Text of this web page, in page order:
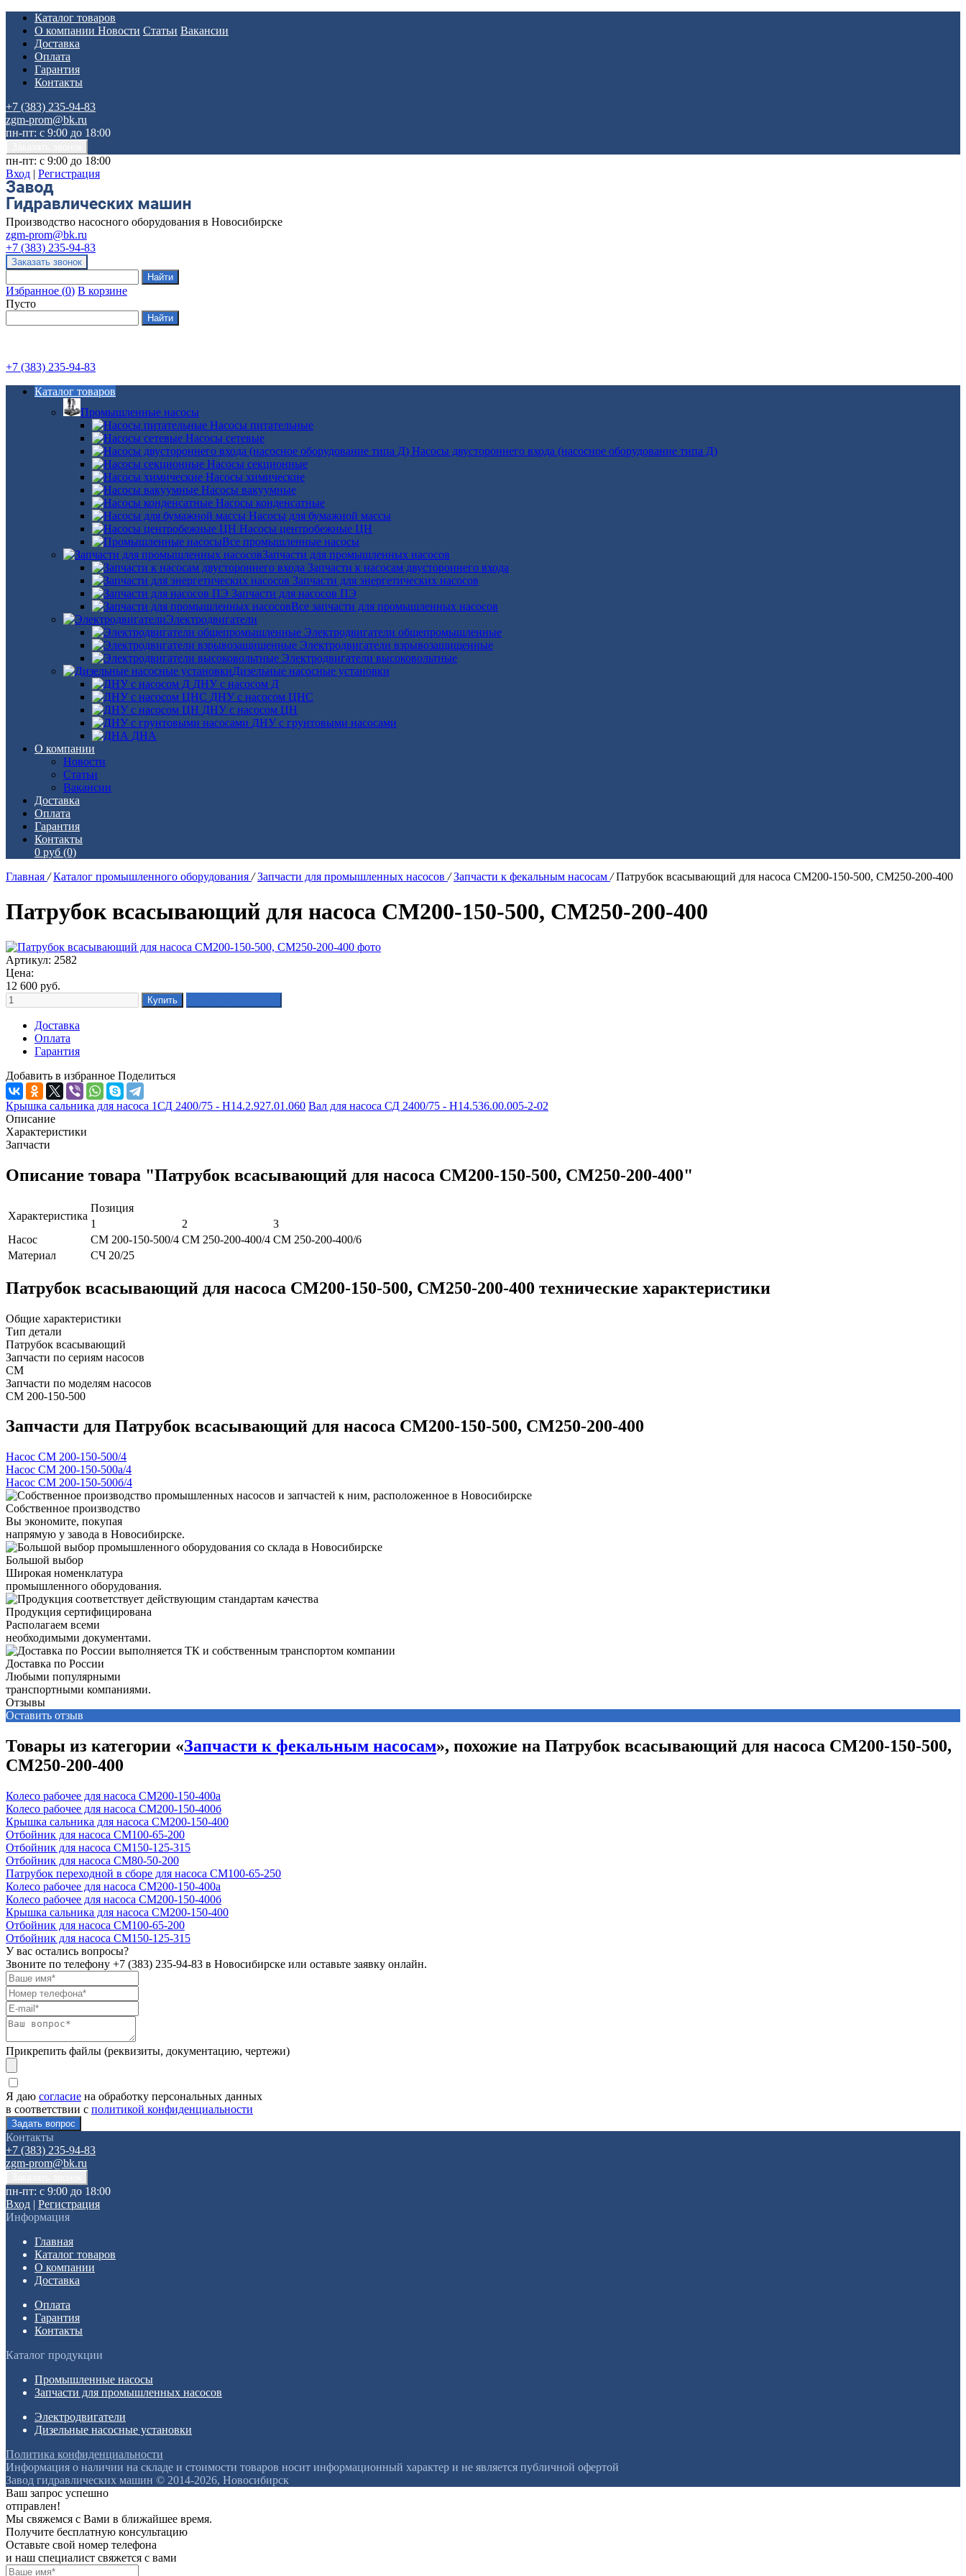
Каталог товаров
О компании Новости Статьи Вакансии
Доставка
Оплата
Гарантия
Контакты
+7 (383) 235-94-83
zgm-prom@bk.ru
пн-пт: с 9:00 до 18:00
пн-пт: с 9:00 до 18:00
Вход | Регистрация
Производство насосного оборудования в Новосибирске
zgm-prom@bk.ru
+7 (383) 235-94-83
Избранное (0) В корзине
Пусто
+7 (383) 235-94-83
Каталог товаров
Промышленные насосы
Насосы питательные
Насосы сетевые
Насосы двустороннего входа (насосное оборудование типа Д)
Насосы секционные
Насосы химические
Насосы вакуумные
Насосы конденсатные
Насосы для бумажной массы
Насосы центробежные ЦН
Все промышленные насосы
Запчасти для промышленных насосов
Запчасти к насосам двустороннего входа
Запчасти для энергетических насосов
Запчасти для насосов ПЭ
Все запчасти для промышленных насосов
Электродвигатели
Электродвигатели общепромышленные
Электродвигатели взрывозащищенные
Электродвигатели высоковольтные
Дизельные насосные установки
ДНУ с насосом Д
ДНУ с насосом ЦНС
ДНУ с насосом ЦН
ДНУ с грунтовыми насосами
ДНА
О компании
Новости
Статьи
Вакансии
Доставка
Оплата
Гарантия
Контакты
0 руб (0)
Главная / Каталог промышленного оборудования / Запчасти для промышленных насосов / Запчасти к фекальным насосам / Патрубок всасывающий для насоса СМ200-150-500, СМ250-200-400
Патрубок всасывающий для насоса СМ200-150-500, СМ250-200-400
Артикул: 2582
Цена:
12 600 руб.
Доставка
Оплата
Гарантия
Добавить в избранное Поделиться
Крышка сальника для насоса 1СД 2400/75 - Н14.2.927.01.060 Вал для насоса СД 2400/75 - Н14.536.00.005-2-02
Описание
Характеристики
Запчасти
Описание товара "Патрубок всасывающий для насоса СМ200-150-500, СМ250-200-400"
Характеристика
Позиция
1
2
3
Насос
СМ 200-150-500/4 СМ 250-200-400/4 СМ 250-200-400/6
Материал
СЧ 20/25
Патрубок всасывающий для насоса СМ200-150-500, СМ250-200-400 технические характеристики
Общие характеристики
Тип детали
Патрубок всасывающий
Запчасти по сериям насосов
СМ
Запчасти по моделям насосов
СМ 200-150-500
Запчасти для Патрубок всасывающий для насоса СМ200-150-500, СМ250-200-400
Насос СМ 200-150-500/4
Насос СМ 200-150-500а/4
Насос СМ 200-150-500б/4
Собственное производство
Вы экономите, покупая
напрямую у завода в Новосибирске.
Большой выбор
Широкая номенклатура
промышленного оборудования.
Продукция сертифицирована
Располагаем всеми
необходимыми документами.
Доставка по России
Любыми популярными
транспортными компаниями.
Отзывы
Оставить отзыв
Товары из категории «Запчасти к фекальным насосам», похожие на Патрубок всасывающий для насоса СМ200-150-500,
СМ250-200-400
Колесо рабочее для насоса СМ200-150-400а
Колесо рабочее для насоса СМ200-150-400б
Крышка сальника для насоса СМ200-150-400
Отбойник для насоса СМ100-65-200
Отбойник для насоса СМ150-125-315
Отбойник для насоса СМ80-50-200
Патрубок переходной в сборе для насоса СМ100-65-250
Колесо рабочее для насоса СМ200-150-400а
Колесо рабочее для насоса СМ200-150-400б
Крышка сальника для насоса СМ200-150-400
Отбойник для насоса СМ100-65-200
Отбойник для насоса СМ150-125-315
У вас остались вопросы?
Звоните по телефону +7 (383) 235-94-83 в Новосибирске или оставьте заявку онлайн.
Прикрепить файлы (реквизиты, документацию, чертежи)
Я даю согласие на обработку персональных данных
в соответствии с политикой конфиденциальности
Контакты
+7 (383) 235-94-83
zgm-prom@bk.ru
пн-пт: с 9:00 до 18:00
Вход | Регистрация
Информация
Главная
Каталог товаров
О компании
Доставка
Оплата
Гарантия
Контакты
Каталог продукции
Промышленные насосы
Запчасти для промышленных насосов
Электродвигатели
Дизельные насосные установки
Политика конфиденциальности
Информация о наличии на складе и стоимости товаров носит информационный характер и не является публичной офертой
Завод гидравлических машин © 2014-2026, Новосибирск
Ваш запрос успешно
отправлен!
Мы свяжемся с Вами в ближайшее время.
Получите бесплатную консультацию
Оставьте свой номер телефона
и наш специалист свяжется с вами